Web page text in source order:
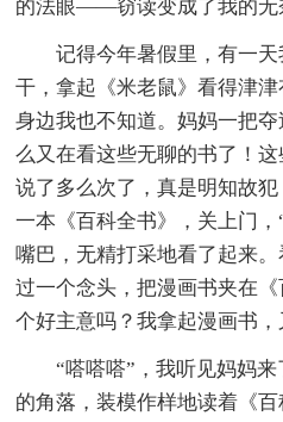
的法眼——窃读变成了我的无
记得今年暑假里，有一
干，拿起《米老鼠》看得津
身边我也不知道。妈妈一把
么又在看这些无聊的书了！这
说了多么次了，真是明知故
一本《百科全书》，关上门
嘴巴，无精打采地看了起来
过一个念头，把漫画书夹在
个好主意吗？我拿起漫画书，
“嗒嗒嗒”，我听见妈妈
的角落，装模作样地读着《